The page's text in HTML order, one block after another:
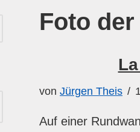
Foto
von Jürgen Theis
Auf einer